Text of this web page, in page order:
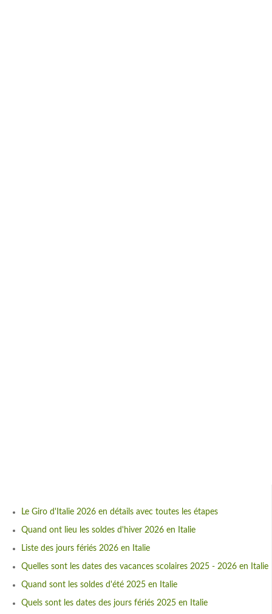
Le Giro d'Italie 2026 en détails avec toutes les étapes
Quand ont lieu les soldes d'hiver 2026 en Italie
Liste des jours fériés 2026 en Italie
Quelles sont les dates des vacances scolaires 2025 - 2026 en Italie
Quand sont les soldes d'été 2025 en Italie
Quels sont les dates des jours fériés 2025 en Italie